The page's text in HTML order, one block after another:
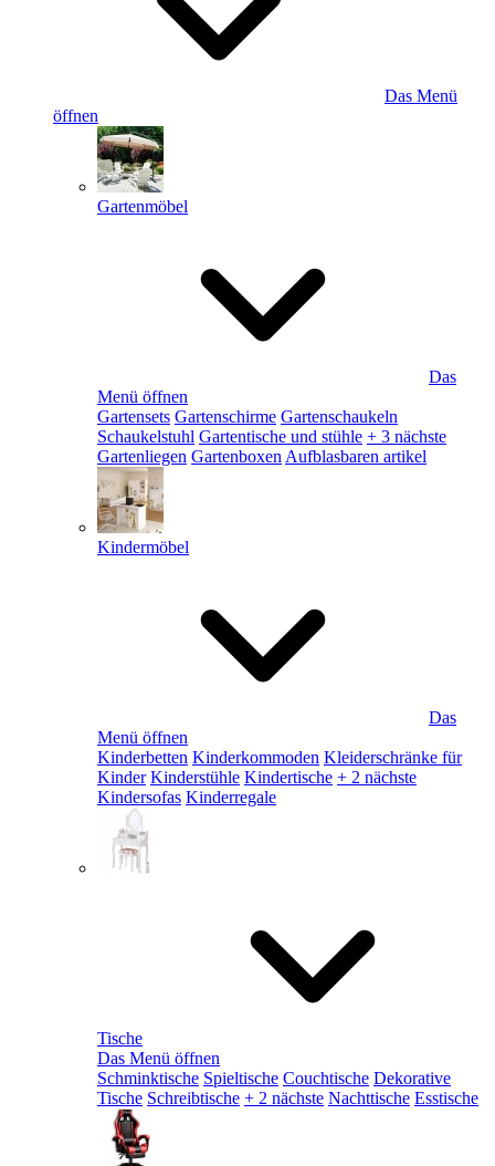
Das Menü
öffnen
Gartenmöbel
Das
Menü öffnen
Gartensets Gartenschirme Gartenschaukeln
Schaukelstuhl Gartentische und stühle + 3 nächste
Gartenliegen Gartenboxen Aufblasbaren artikel
Kindermöbel
Das
Menü öffnen
Kinderbetten Kinderkommoden Kleiderschränke für
Kinder Kinderstühle Kindertische + 2 nächste
Kindersofas Kinderregale
Tische
Das Menü öffnen
Schminktische Spieltische Couchtische Dekorative
Tische Schreibtische + 2 nächste Nachttische Esstische